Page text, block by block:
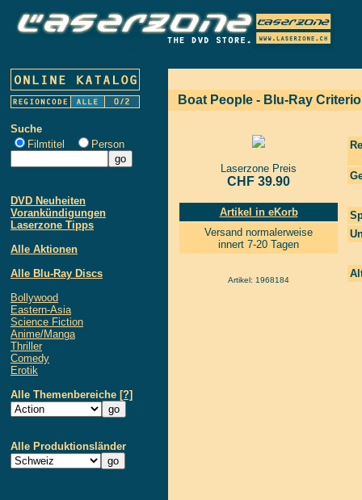
Suche
Filmtitel
Person
DVD Neuheiten
Vorankündigungen
Laserzone Tipps
Alle Aktionen
Alle Blu-Ray Discs
Bollywood
Eastern-Asia
Science Fiction
Anime/Manga
Thriller
Comedy
Erotik
Alle Themenbereiche [?]
Alle Produktionsländer
Boat People - Blu-Ray
Laserzone Preis
CHF 39.90
Artikel in eKorb
Versand normalerweise
innert 7-20 Tagen
Artikel: 1968184